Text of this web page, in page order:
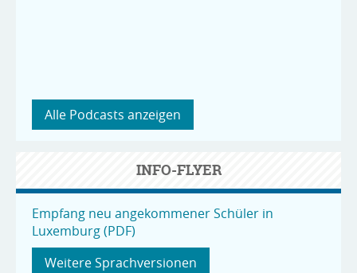
Alle Podcasts anzeigen
INFO-FLYER
Empfang neu angekommener Schüler in
Luxemburg (PDF)
Weitere Sprachversionen